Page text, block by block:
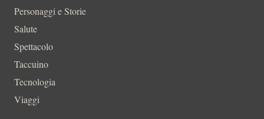
Personaggi e Storie
Salute
Spettacolo
Taccuino
Tecnologia
Viaggi